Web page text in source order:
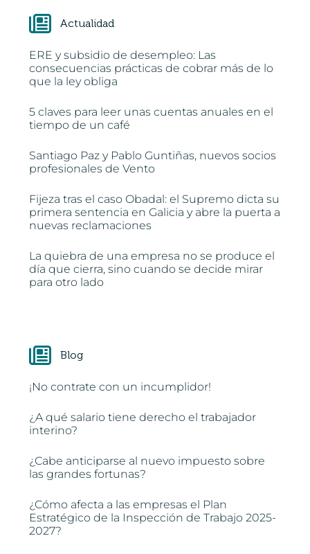
Actualidad
ERE y subsidio de desempleo: Las
consecuencias prácticas de cobrar más de lo
que la ley obliga
5 claves para leer unas cuentas anuales en el
tiempo de un café
Santiago Paz y Pablo Guntiñas, nuevos socios
profesionales de Vento
Fijeza tras el caso Obadal: el Supremo dicta su
primera sentencia en Galicia y abre la puerta a
nuevas reclamaciones
La quiebra de una empresa no se produce el
día que cierra, sino cuando se decide mirar
para otro lado
Blog
¡No contrate con un incumplidor!
¿A qué salario tiene derecho el trabajador
interino?
¿Cabe anticiparse al nuevo impuesto sobre
las grandes fortunas?
¿Cómo afecta a las empresas el Plan
Estratégico de la Inspección de Trabajo 2025-
2027?